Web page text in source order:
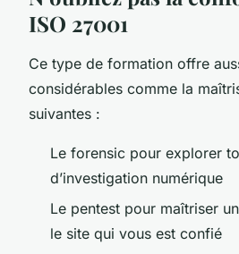
ISO 27001
Ce type de formation offre
considérables comme la
suivantes :
Le forensic pour explorer
d’investigation numérique
Le pentest pour maîtriser
le site qui vous est confié